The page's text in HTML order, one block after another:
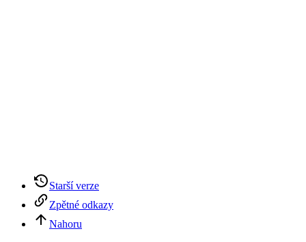
Starší verze
Zpětné odkazy
Nahoru